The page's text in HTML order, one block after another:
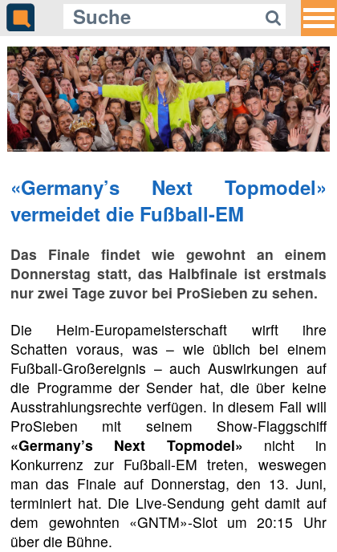
«Germany’s Next Topmodel»
vermeidet die Fußball-EM
Das Finale findet wie gewohnt an einem
Donnerstag statt, das Halbfinale ist erstmals
nur zwei Tage zuvor bei ProSieben zu sehen.
Die Heim-Europameisterschaft wirft ihre
Schatten voraus, was – wie üblich bei einem
Fußball-Großereignis – auch Auswirkungen auf
die Programme der Sender hat, die über keine
Ausstrahlungsrechte verfügen. In diesem Fall will
ProSieben mit seinem Show-Flaggschiff
«Germany’s Next Topmodel» nicht in
Konkurrenz zur Fußball-EM treten, weswegen
man das Finale auf Donnerstag, den 13. Juni,
terminiert hat. Die Live-Sendung geht damit auf
dem gewohnten «GNTM»-Slot um 20:15 Uhr
über die Bühne.